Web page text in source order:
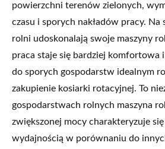
powierzchni terenów zielonych,
czasu i sporych nakładów pracy. Na
rolni udoskonalają swoje maszyny
praca staje się bardziej komfortowa i
do sporych gospodarstw idealnym
zakupienie kosiarki rotacyjnej. To
gospodarstwach rolnych maszyna
zwiększonej mocy charakteryzuje
wydajnością w porównaniu do